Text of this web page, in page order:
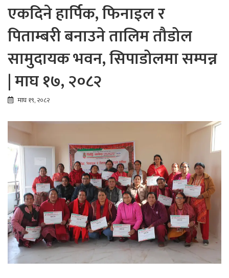
एकदिने हार्पिक, फिनाइल र
पिताम्बरी बनाउने तालिम तौडोल
सामुदायक भवन, सिपाडोलमा सम्पन्न
| माघ १७, २०८२
माघ १९, २०८२